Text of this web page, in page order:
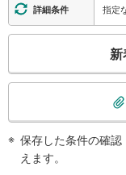
詳細条件 指定
検
新
保存した条件の確
えます。